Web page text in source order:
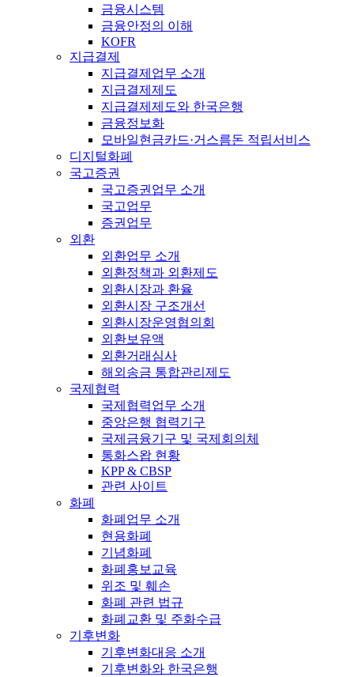
금융시스템
금융안정의 이해
KOFR
지급결제
지급결제업무 소개
지급결제제도
지급결제제도와 한국은행
금융정보화
모바일현금카드·거스름돈 적립서비스
디지털화폐
국고증권
국고증권업무 소개
국고업무
증권업무
외환
외환업무 소개
외환정책과 외환제도
외환시장과 환율
외환시장 구조개선
외환시장운영협의회
외환보유액
외환거래심사
해외송금 통합관리제도
국제협력
국제협력업무 소개
중앙은행 협력기구
국제금융기구 및 국제회의체
통화스왑 현황
KPP & CBSP
관련 사이트
화폐
화폐업무 소개
현용화폐
기념화폐
화폐홍보교육
위조 및 훼손
화폐 관련 법규
화폐교환 및 주화수급
기후변화
기후변화대응 소개
기후변화와 한국은행